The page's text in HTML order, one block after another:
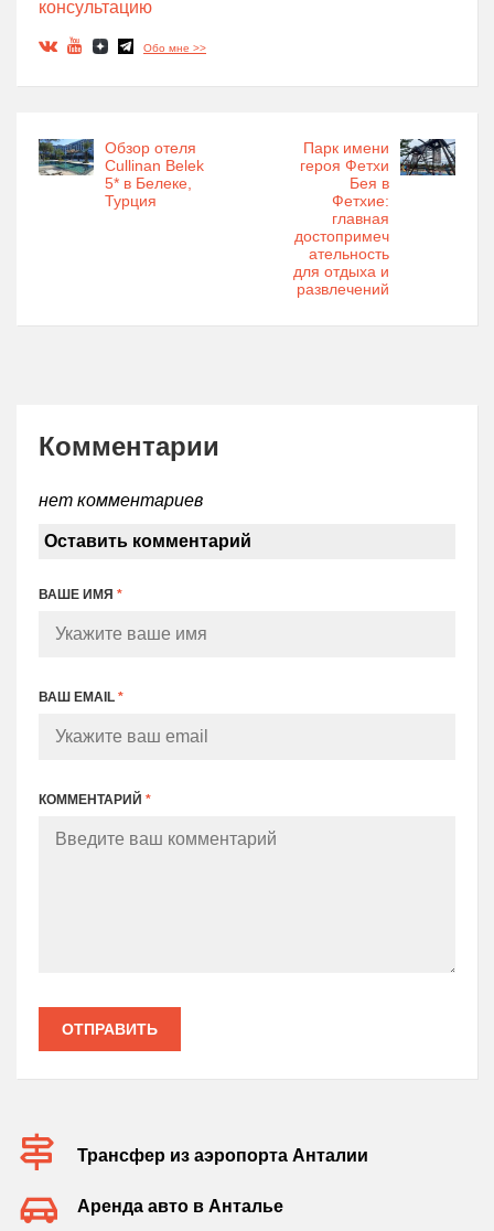
консультацию
Обо мне >>
Обзор отеля
Cullinan Belek
5* в Белеке,
Турция
Парк имени
героя Фетхи
Бея в
Фетхие:
главная
достопримеч
ательность
для отдыха и
развлечений
Комментарии
нет комментариев
Оставить комментарий
ВАШЕ ИМЯ *
ВАШ EMAIL *
КОММЕНТАРИЙ *
ОТПРАВИТЬ
Трансфер из аэропорта Анталии
Аренда авто в Анталье